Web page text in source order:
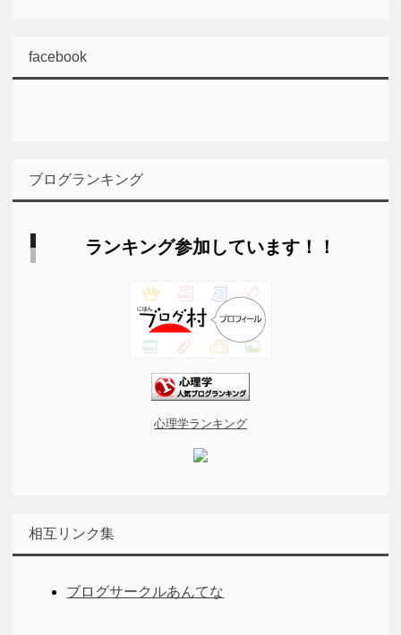
facebook
ブログランキング
ランキング参加しています！！
心理学ランキング
相互リンク集
ブログサークルあんてな